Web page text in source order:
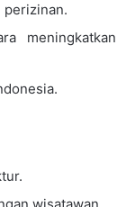
perizinan.
meningkatkan